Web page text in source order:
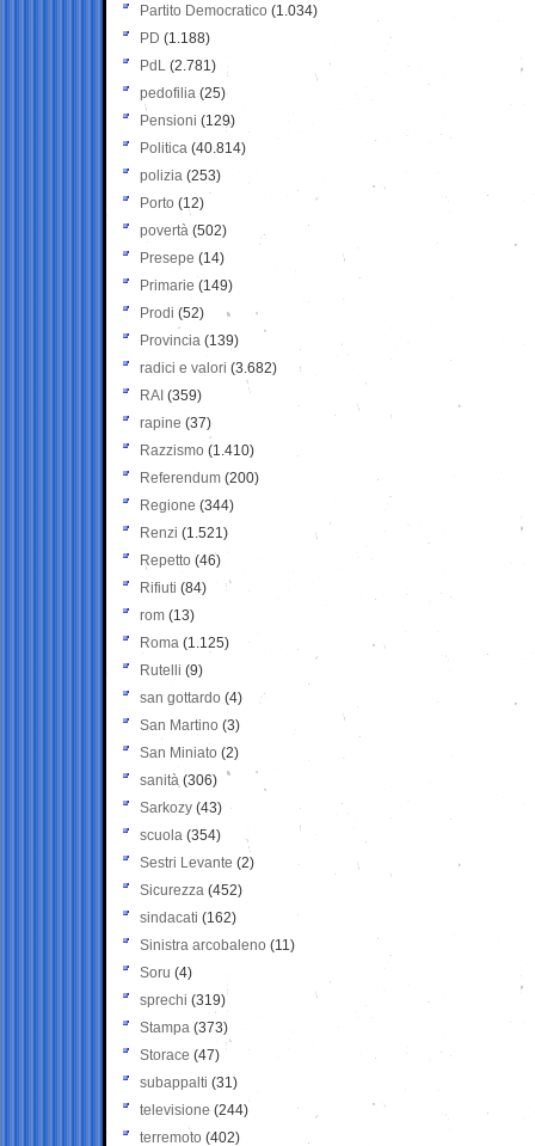
Partito Democratico (1.034)
PD (1.188)
PdL (2.781)
pedofilia (25)
Pensioni (129)
Politica (40.814)
polizia (253)
Porto (12)
povertà (502)
Presepe (14)
Primarie (149)
Prodi (52)
Provincia (139)
radici e valori (3.682)
RAI (359)
rapine (37)
Razzismo (1.410)
Referendum (200)
Regione (344)
Renzi (1.521)
Repetto (46)
Rifiuti (84)
rom (13)
Roma (1.125)
Rutelli (9)
san gottardo (4)
San Martino (3)
San Miniato (2)
sanità (306)
Sarkozy (43)
scuola (354)
Sestri Levante (2)
Sicurezza (452)
sindacati (162)
Sinistra arcobaleno (11)
Soru (4)
sprechi (319)
Stampa (373)
Storace (47)
subappalti (31)
televisione(244)
terremoto (402)